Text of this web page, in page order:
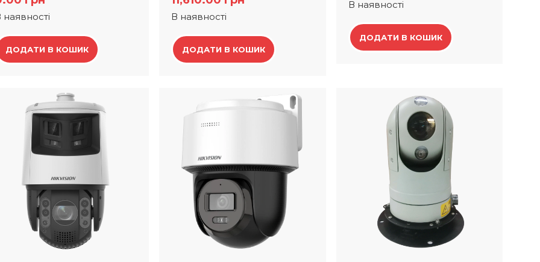
наявності
ДОДАТИ В КОШИК
В наявності
ДОДАТИ В КОШИК
В наявності
ДОДАТИ В КОШИК